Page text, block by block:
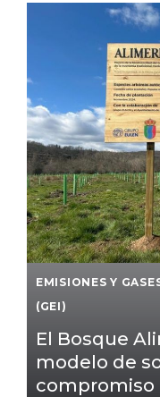
EMISIONES Y
(GEI)
El Bosque
modelo de
compromiso